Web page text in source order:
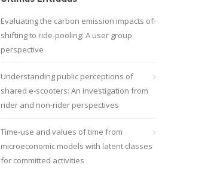
Evaluating the carbon emission impacts of
shifting to ride-pooling: A user group
perspective
Understanding public perceptions of
shared e-scooters: An investigation from
rider and non-rider perspectives
Time-use and values of time from
microeconomic models with latent classes
for committed activities